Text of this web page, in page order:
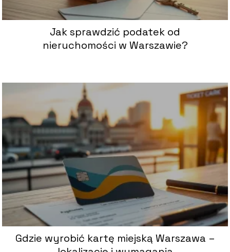
Jak sprawdzić podatek od
nieruchomości w Warszawie?
Gdzie wyrobić kartę miejską Warszawa –